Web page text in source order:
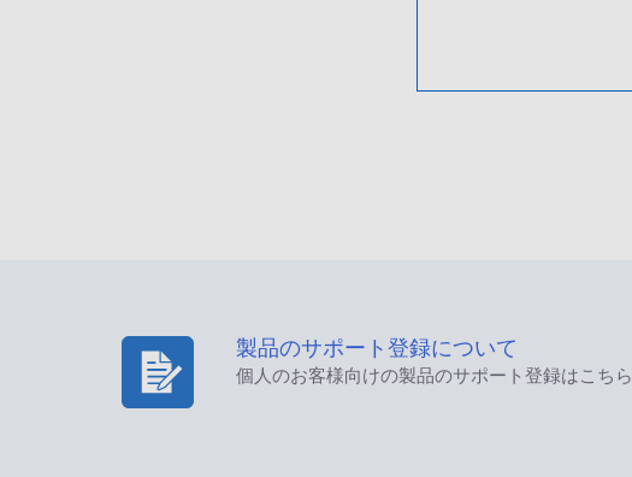
製品のサポート登録について
個人のお客様向けの製品のサポート登録はこちら